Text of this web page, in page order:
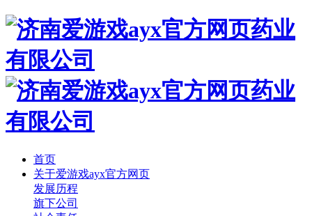
首页
关于爱游戏ayx官方网页
发展历程
旗下公司